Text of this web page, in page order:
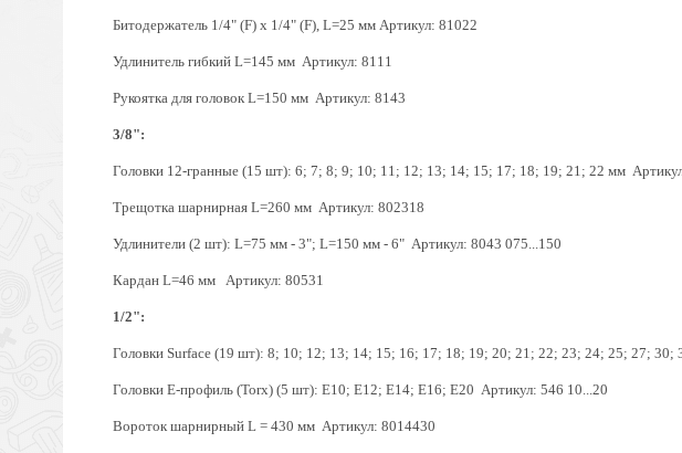
Битодержатель 1/4" (F) x 1/4" (F), L=25 мм Артикул: 81022
Удлинитель гибкий L=145 мм Артикул: 8111
Рукоятка для головок L=150 мм Артикул: 8143
3/8":
Головки 12-гранные (15 шт): 6; 7; 8; 9; 10; 11; 12; 13; 14; 15; 17; 18; 19; 21; 22 мм
Трещотка шарнирная L=260 мм Артикул: 802318
Удлинители (2 шт): L=75 мм - 3"; L=150 мм - 6" Артикул: 8043 075...150
Кардан L=46 мм Артикул: 80531
1/2":
Головки Surface (19 шт): 8; 10; 12; 13; 14; 15; 16; 17; 18; 19; 20; 21; 22; 23; 24; 25; 27; 30;
Головки Е-профиль (Torx) (5 шт): E10; E12; E14; E16; E20 Артикул: 546 10...20
Вороток шарнирный L = 430 мм Артикул: 8014430